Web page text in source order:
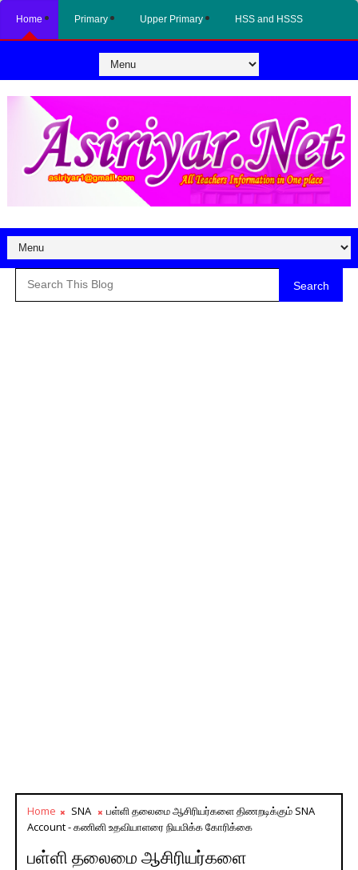
Home Primary Upper Primary HSS and HSSS
Search
Home SNA
பள்ளி தலைமை ஆசிரியர்களை திணறடிக்கும் SNA
Account - கணினி உதவியாளரை நியமிக்க கோரிக்கை
பள்ளி தலைமை ஆசிரியர்களை